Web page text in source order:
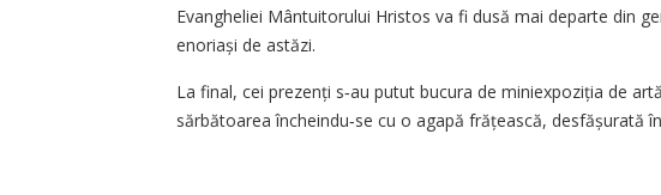
Evangheliei Mântuitorului Hristos va fi dusă mai departe din
enoriași de astăzi.
La final, cei prezenți s‑au putut bucura de miniexpoziția de
sărbătoarea încheindu‑se cu o agapă frățească, desfășurată